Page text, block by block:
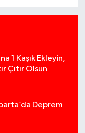
1 Kaşık Ekleyin,
Çıtır Olsun
Deprem